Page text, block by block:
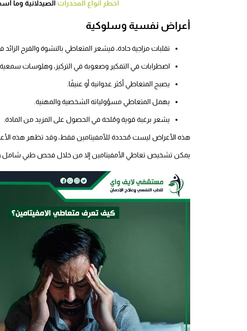
اخطر أنواع المخدرات الصيدلانية وما
أعراض نفسية وسلوكية
تقلبات مزاجية حادة، فيشعر المتعاطي بالنشوة والفرح
اضطرابات في التفكير وصعوبة في التركيز، وهلوسات سمعية
يصبح المتعاطي أكثر عدوانية أو عنيفًا.
يهمل المتعاطي مسؤولياته الشخصية والمهنية.
يشعر برغبة قوية ومُلحة في الحصول على المزيد من المادة.
هذه الأعراض ليست مُحددة للأمفيتامين فقط، وقد تظهر هذه
يمكن تشخيص تعاطي الأمفيتامين إلا من خلال فحص طبي شامل